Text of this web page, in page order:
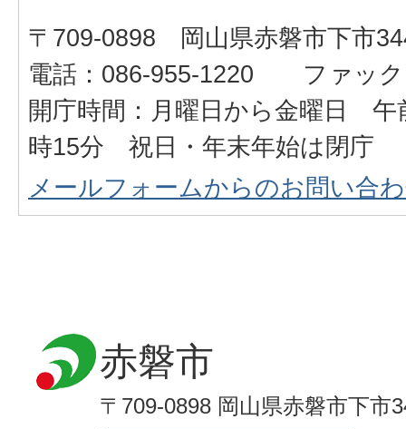
〒709-0898 岡山県赤磐市下市
電話：086-955-1220 ファック
開庁時間：月曜日から金曜日 午
時15分 祝日・年末年始は閉庁
メールフォームからのお問い合
赤磐市
〒709-0898 岡山県赤磐市下市